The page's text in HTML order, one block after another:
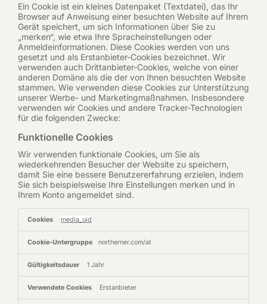
Ein Cookie ist ein kleines Datenpaket (Textdatei), das Ihr
Browser auf Anweisung einer besuchten Website auf Ihrem
Gerät speichert, um sich Informationen über Sie zu
„merken“, wie etwa Ihre Spracheinstellungen oder
Anmeldeinformationen. Diese Cookies werden von uns
gesetzt und als Erstanbieter-Cookies bezeichnet. Wir
verwenden auch Drittanbieter-Cookies, welche von einer
anderen Domäne als die der von Ihnen besuchten Website
stammen. Wie verwenden diese Cookies zur Unterstützung
unserer Werbe- und Marketingmaßnahmen. Insbesondere
verwenden wir Cookies und andere Tracker-Technologien
für die folgenden Zwecke:
Funktionelle Cookies
Wir verwenden funktionale Cookies, um Sie als
wiederkehrenden Besucher der Website zu speichern,
damit Sie eine bessere Benutzererfahrung erzielen, indem
Sie sich beispielsweise Ihre Einstellungen merken und in
Ihrem Konto angemeldet sind.
Funktionelle
Cookies
media_uid
northerner.com/at
1 Jahr
Erstanbieter